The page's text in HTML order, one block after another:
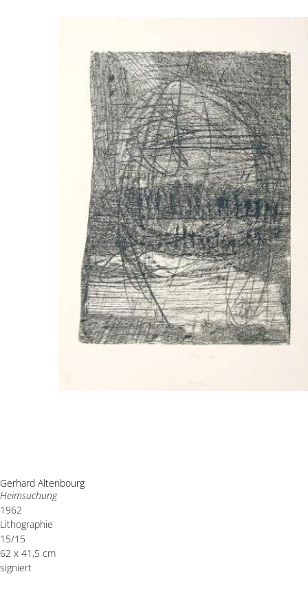
Gerhard Altenbourg
Heimsuchung
1962
Lithographie
15/15
62 x 41,5 cm
signiert